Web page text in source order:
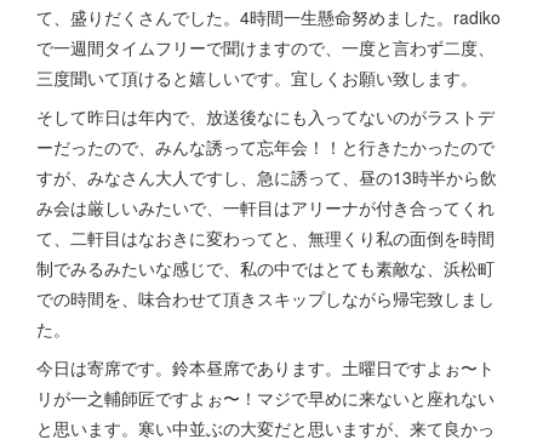
て、盛りだくさんでした。4時間一生懸命努めました。radiko
で一週間タイムフリーで聞けますので、一度と言わず二度、
三度聞いて頂けると嬉しいです。宜しくお願い致します。
そして昨日は年内で、放送後なにも入ってないのがラストデ
ーだったので、みんな誘って忘年会！！と行きたかったので
すが、みなさん大人ですし、急に誘って、昼の13時半から飲
み会は厳しいみたいで、一軒目はアリーナが付き合ってくれ
て、二軒目はなおきに変わってと、無理くり私の面倒を時間
制でみるみたいな感じで、私の中ではとても素敵な、浜松町
での時間を、味合わせて頂きスキップしながら帰宅致しまし
た。
今日は寄席です。鈴本昼席であります。土曜日ですよぉ〜ト
リが一之輔師匠ですよぉ〜！マジで早めに来ないと座れない
と思います。寒い中並ぶの大変だと思いますが、来て良かっ